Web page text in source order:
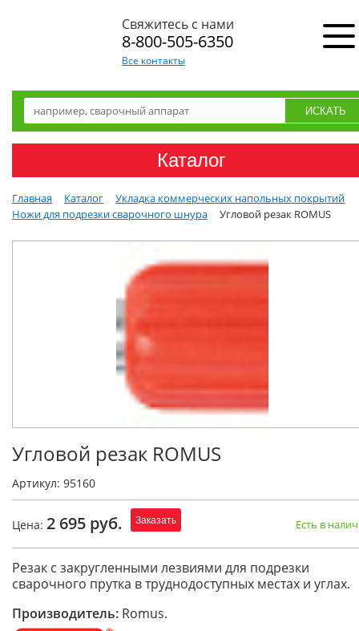
Свяжитесь с нами
8-800-505-6350
Все контакты
Каталог
Главная Каталог
Укладка коммерческих напольных покрытий
Ножи для подрезки сварочного шнура
Угловой резак ROMUS
Угловой резак ROMUS
Артикул: 95160
Цена: 2 695 руб. Заказать Есть в
Резак с закругленными лезвиями для подрезки
сварочного прутка в труднодоступных местах и углах.
Производитель: Romus.